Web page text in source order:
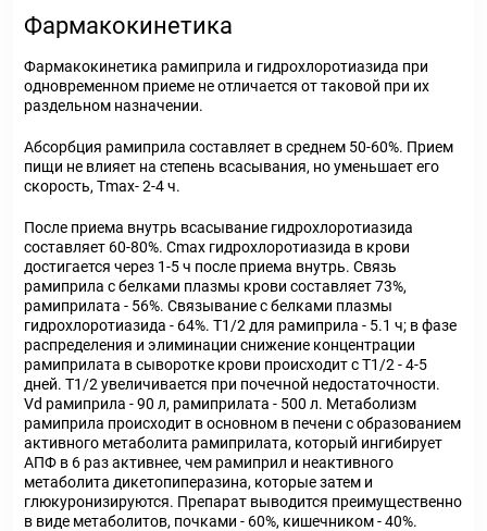
Фармакокинетика
Фармакокинетика рамиприла и гидрохлоротиазида при
одновременном приеме не отличается от таковой при их
раздельном назначении.
Абсорбция рамиприла составляет в среднем 50-60%. Прием
пищи не влияет на степень всасывания, но уменьшает его
скорость, Тmах- 2-4 ч.
После приема внутрь всасывание гидрохлоротиазида
составляет 60-80%. Cmax гидрохлоротиазида в крови
достигается через 1-5 ч после приема внутрь. Связь
рамиприла с белками плазмы крови составляет 73%,
рамиприлата - 56%. Связывание с белками плазмы
гидрохлоротиазида - 64%. Т1/2 для рамиприла - 5.1 ч; в фазе
распределения и элиминации снижение концентрации
рамиприлата в сыворотке крови происходит с T1/2 - 4-5
дней. Т1/2 увеличивается при почечной недостаточности.
Vd рамиприла - 90 л, рамиприлата - 500 л. Метаболизм
рамиприла происходит в основном в печени с образованием
активного метаболита рамиприлата, который ингибирует
АПФ в 6 раз активнее, чем рамиприл и неактивного
метаболита дикетопиперазина, которые затем и
глюкуронизируются. Препарат выводится преимущественно
в виде метаболитов, почками - 60%, кишечником - 40%.